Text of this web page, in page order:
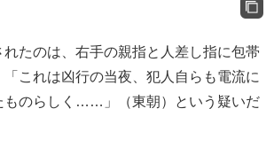
たのは、右手の親指と人差し指に包帯
「これは凶行の当夜、犯人自らも電流に
ものらしく……」（東朝）という疑いだ